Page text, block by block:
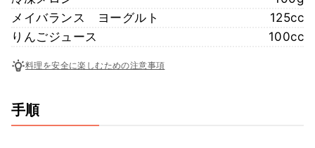
メイバランス ヨーグルト
125cc
りんごジュース
100cc
料理を安全に楽しむための注意事項
手順